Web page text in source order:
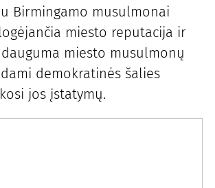
Birmingamo musulmonai
miesto reputacija ir
miesto musulmonų
demokratinės šalies
jos įstatymų.